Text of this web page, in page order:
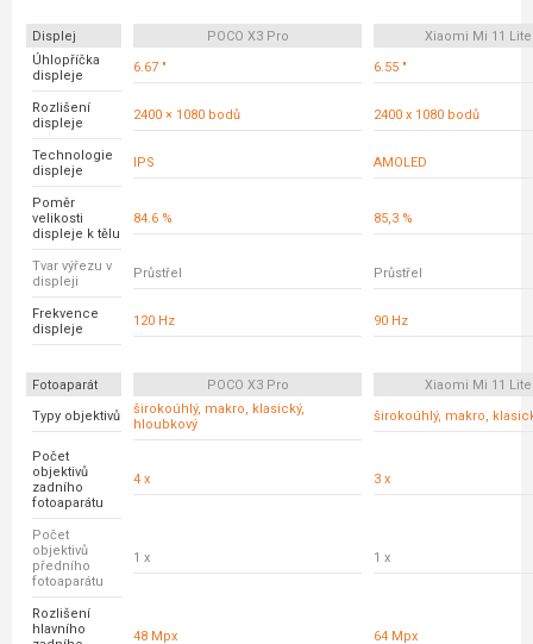
Displej POCO X3 Pro
Xiaomi Mi 11 Lite
Úhlopříčka
displeje
6.67 " 6.55 "
Rozlišení
displeje
2400 × 1080 bodů 2400 x 1080 bodů
Technologie
displeje
IPS AMOLED
Poměr
velikosti
displeje k tělu
84.6 % 85,3 %
Tvar výřezu v
displeji
Průstřel Průstřel
Frekvence
displeje
120 Hz 90 Hz
Fotoaparát POCO X3 Pro
Xiaomi Mi 11 Lite
Typy objektivů
širokoúhlý, makro, klasický,
hloubkový
širokoúhlý, makro,
Počet
objektivů
zadního
fotoaparátu
4 x 3 x
Počet
objektivů
předního
fotoaparátu
1 x 1 x
Rozlišení
hlavního
48 Mpx 64 Mpx